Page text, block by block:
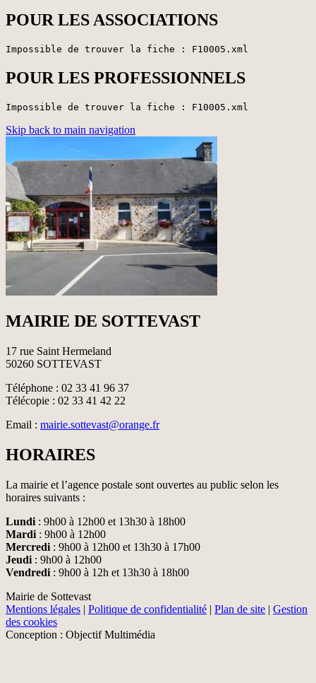
POUR LES ASSOCIATIONS
Impossible de trouver la fiche : F10005.xml
POUR LES PROFESSIONNELS
Impossible de trouver la fiche : F10005.xml
Skip back to main navigation
MAIRIE DE SOTTEVAST
17 rue Saint Hermeland
50260 SOTTEVAST
Téléphone : 02 33 41 96 37
Télécopie : 02 33 41 42 22
Email : mairie.sottevast@orange.fr
HORAIRES
La mairie et l’agence postale sont ouvertes au public selon les
horaires suivants :
Lundi : 9h00 à 12h00 et 13h30 à 18h00
Mardi : 9h00 à 12h00
Mercredi : 9h00 à 12h00 et 13h30 à 17h00
Jeudi : 9h00 à 12h00
Vendredi : 9h00 à 12h et 13h30 à 18h00
Mairie de Sottevast
Mentions légales | Politique de confidentialité | Plan de site | Gestion
des cookies
Conception : Objectif Multimédia